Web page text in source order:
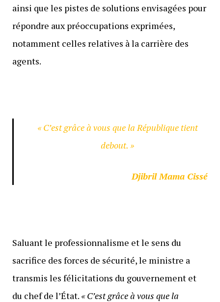
ainsi que les pistes de solutions envisagées pour
répondre aux préoccupations exprimées,
notamment celles relatives à la carrière des
agents.
« C’est grâce à vous que la République tient
debout. »
Djibril Mama Cissé
Saluant le professionnalisme et le sens du
sacrifice des forces de sécurité, le ministre a
transmis les félicitations du gouvernement et
du chef de l’État. « C’est grâce à vous que la